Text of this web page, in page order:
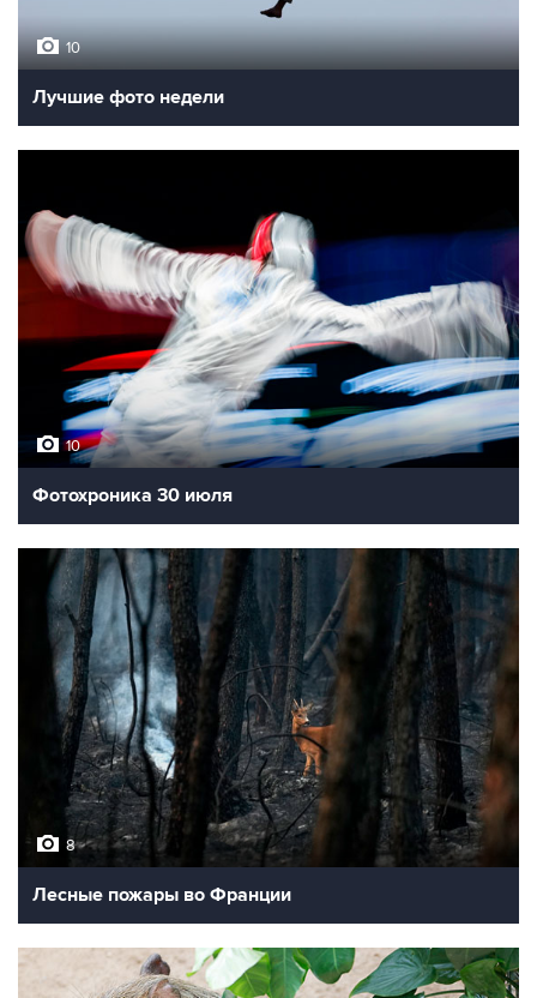
10
Лучшие фото недели
10
Фотохроника 30 июля
8
Лесные пожары во Франции